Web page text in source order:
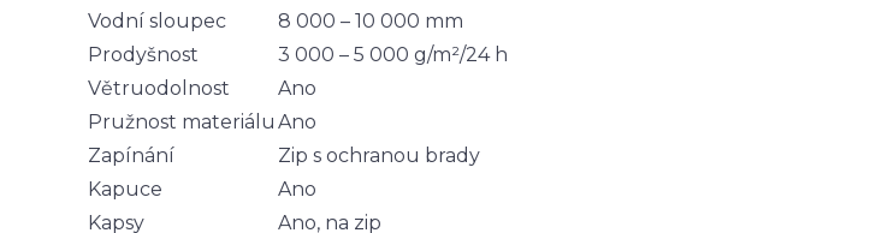
Vodní sloupec
8 000 – 10 000 mm
Prodyšnost
3 000 – 5 000 g/m²/24 h
Větruodolnost
Ano
Pružnost materiálu Ano
Zapínání
Zip s ochranou brady
Kapuce
Ano
Kapsy
Ano, na zip